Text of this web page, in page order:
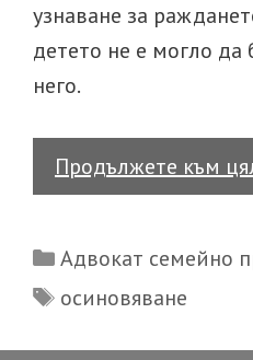
узнаване за
детето не е могло да
него.
Продължете към
Categories
Адвокат семейно
Tags
осиновяване